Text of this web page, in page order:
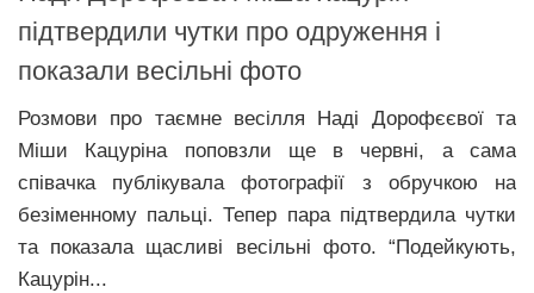
Шоу-біз
#Війна
підтвердили чутки про одруження і
показали весільні фото
Розмови про таємне весілля Наді Дорофєєвої та
Міши Кацуріна поповзли ще в червні, а сама
співачка публікувала фотографії з обручкою на
безіменному пальці. Тепер пара підтвердила чутки
та показала щасливі весільні фото. “Подейкують,
Кацурін...